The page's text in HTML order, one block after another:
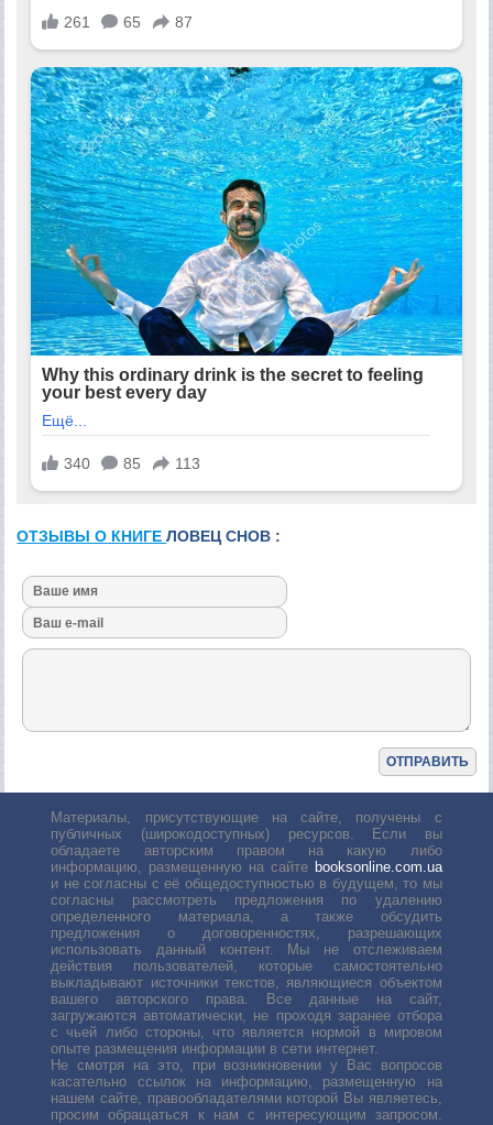
ОТЗЫВЫ О КНИГЕЛОВЕЦ СНОВ :
Материалы, присутствующие на сайте, получены с
публичных (широкодоступных) ресурсов. Если вы
обладаете авторским правом на какую либо
информацию, размещенную на сайте booksonline.com.ua
и не согласны с её общедоступностью в будущем, то мы
согласны рассмотреть предложения по удалению
определенного материала, а также обсудить
предложения о договоренностях, разрешающих
использовать данный контент. Мы не отслеживаем
действия пользователей, которые самостоятельно
выкладывают источники текстов, являющиеся объектом
вашего авторского права. Все данные на сайт,
загружаются автоматически, не проходя заранее отбора
с чьей либо стороны, что является нормой в мировом
опыте размещения информации в сети интернет.
Не смотря на это, при возникновении у Вас вопросов
касательно ссылок на информацию, размещенную на
нашем сайте, правообладателями которой Вы являетесь,
просим обращаться к нам с интересующим запросом.